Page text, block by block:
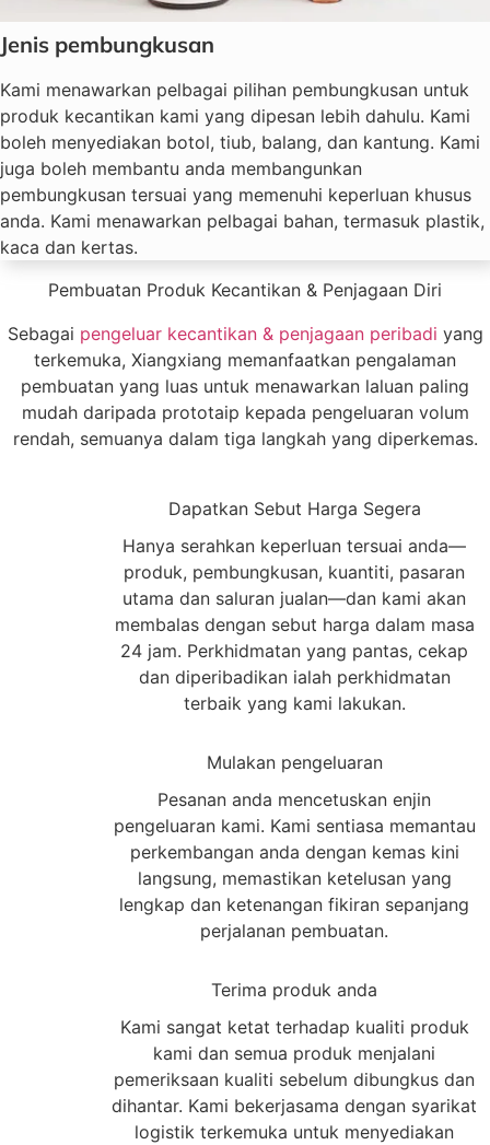
Jenis pembungkusan
Kami menawarkan pelbagai pilihan pembungkusan untuk
produk kecantikan kami yang dipesan lebih dahulu. Kami
boleh menyediakan botol, tiub, balang, dan kantung. Kami
juga boleh membantu anda membangunkan
pembungkusan tersuai yang memenuhi keperluan khusus
anda. Kami menawarkan pelbagai bahan, termasuk plastik,
kaca dan kertas.
Pembuatan Produk Kecantikan & Penjagaan Diri
Sebagai pengeluar kecantikan & penjagaan peribadi yang
terkemuka, Xiangxiang memanfaatkan pengalaman
pembuatan yang luas untuk menawarkan laluan paling
mudah daripada prototaip kepada pengeluaran volum
rendah, semuanya dalam tiga langkah yang diperkemas.
Dapatkan Sebut Harga Segera
Hanya serahkan keperluan tersuai anda—
produk, pembungkusan, kuantiti, pasaran
utama dan saluran jualan—dan kami akan
membalas dengan sebut harga dalam masa
24 jam. Perkhidmatan yang pantas, cekap
dan diperibadikan ialah perkhidmatan
terbaik yang kami lakukan.
Mulakan pengeluaran
Pesanan anda mencetuskan enjin
pengeluaran kami. Kami sentiasa memantau
perkembangan anda dengan kemas kini
langsung, memastikan ketelusan yang
lengkap dan ketenangan fikiran sepanjang
perjalanan pembuatan.
Terima produk anda
Kami sangat ketat terhadap kualiti produk
kami dan semua produk menjalani
pemeriksaan kualiti sebelum dibungkus dan
dihantar. Kami bekerjasama dengan syarikat
logistik terkemuka untuk menyediakan